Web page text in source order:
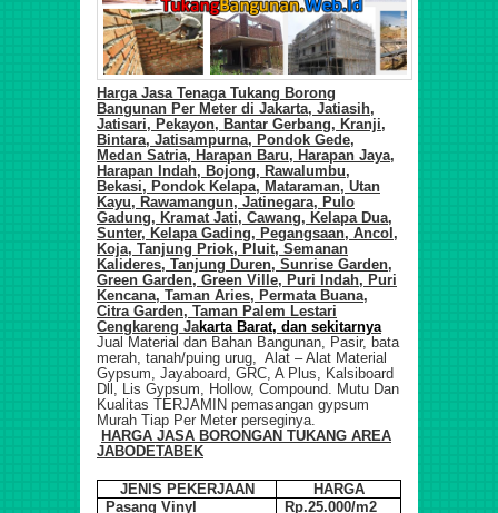
Harga Jasa Tenaga Tukang Borong
Bangunan Per Meter di Jakarta, Jatiasih,
Jatisari, Pekayon, Bantar Gerbang, Kranji,
Bintara, Jatisampurna, Pondok Gede,
Medan Satria, Harapan Baru, Harapan Jaya,
Harapan Indah, Bojong, Rawalumbu,
Bekasi, Pondok Kelapa, Mataraman, Utan
Kayu, Rawamangun, Jatinegara, Pulo
Gadung, Kramat Jati, Cawang, Kelapa Dua,
Sunter, Kelapa Gading, Pegangsaan, Ancol,
Koja, Tanjung Priok, Pluit, Semanan
Kalideres, Tanjung Duren, Sunrise Garden,
Green Garden, Green Ville, Puri Indah, Puri
Kencana, Taman Aries, Permata Buana,
Citra Garden, Taman Palem Lestari
Cengkareng Jakarta Barat, dan sekitarnya
Jual Material dan Bahan Bangunan, Pasir, bata
merah, tanah/puing urug, Alat – Alat Material
Gypsum, Jayaboard, GRC, A Plus, Kalsiboard
Dll, Lis Gypsum, Hollow, Compound. Mutu Dan
Kualitas TERJAMIN pemasangan gypsum
Murah Tiap Per Meter perseginya.
HARGA JASA BORONGAN TUKANG AREA
JABODETABEK
JENIS PEKERJAAN
HARGA
Pasang Vinyl
Rp.25.000/m2